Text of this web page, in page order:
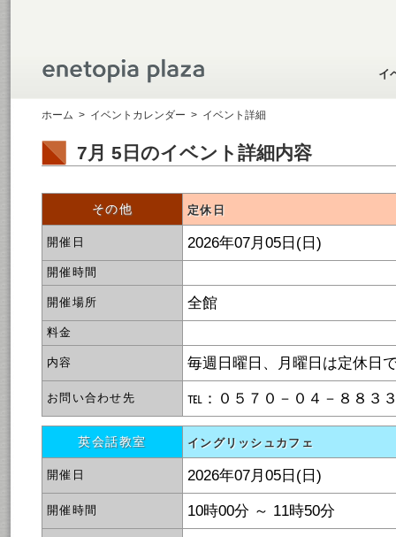
イ
ホーム > イベントカレンダー > イベント詳細
7月 5日のイベント詳細内容
その他 定休日
開催日 2026年07月05日(日)
開催時間
開催場所 全館
料金
内容 毎週日曜日、月曜日は定休日
お問い合わせ先 ℡：０５７０－０４－８８３
英会話教室 イングリッシュカフェ
開催日 2026年07月05日(日)
開催時間 10時00分 ～ 11時50分